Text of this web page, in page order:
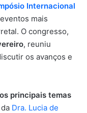
Internacional
mais
O congresso,
, reuniu
os avanços e
os principais temas
Dra. Lucia de